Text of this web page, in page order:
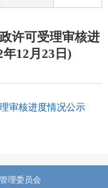
许可受理审核进
12月23日)
审核进度情况公示
理委员会